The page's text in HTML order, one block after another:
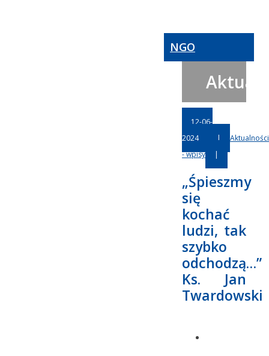
NGO
12-06-
2024
|
Aktualności
- wpisy
|
„Śpieszmy
się
kochać
ludzi, tak
szybko
odchodzą…”
Ks. Jan
Twardowski